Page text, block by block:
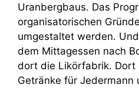
Uranbergbaus. Das
organisatorischen
umgestaltet werden.
dem Mittagessen nach
dort die Likörfabrik. Dort
Getränke für Jedermann